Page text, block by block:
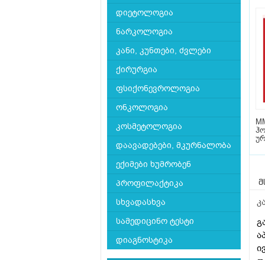
დიეტოლოგია
ნარკოლოგია
კანი, კუნთები, ძვლები
ქირურგია
ფსიქონევროლოგია
ონკოლოგია
კოსმეტოლოგია
დაავადებები, მკურნალობა
ექიმები ხუმრობენ
პროფილაქტიკა
სხვადასხვა
სამედიცინო ტესტი
დიაგნოსტიკა